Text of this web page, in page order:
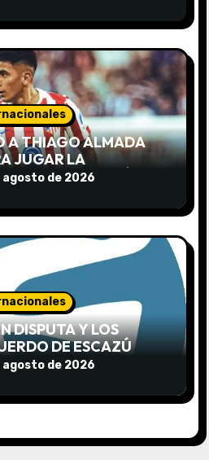
A THIAGO ALMADA
JUGAR LA
AUNQUE TODAVÍA NO
agosto de 2026
DISPUTA Y LOS
DE ESCAZÚ
agosto de 2026